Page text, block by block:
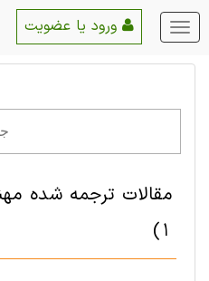
منو
اصلی
مقالات ترجمه شده
1)